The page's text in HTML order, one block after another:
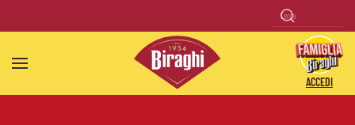
Skip to main content
ACCEDI